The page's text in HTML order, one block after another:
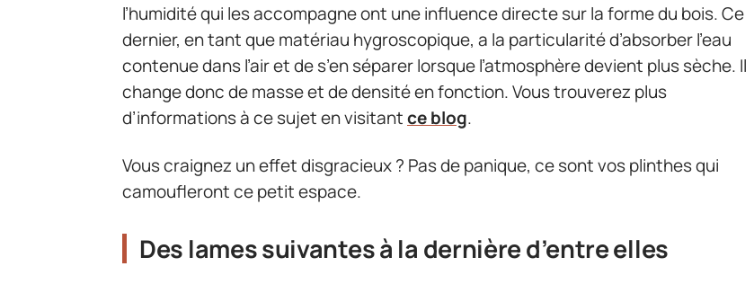
l’humidité qui les accompagne ont une influence directe sur la forme du bois. Ce
dernier, en tant que matériau hygroscopique, a la particularité d’absorber l’eau
contenue dans l’air et de s’en séparer lorsque l’atmosphère devient plus sèche. Il
change donc de masse et de densité en fonction. Vous trouverez plus
d’informations à ce sujet en visitantce blog.
Vous craignez un effet disgracieux ? Pas de panique, ce sont vos plinthes qui
camoufleront ce petit espace.
Des lames suivantes à la dernière d’entre elles